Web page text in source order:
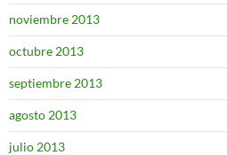
noviembre 2013
octubre 2013
septiembre 2013
agosto 2013
julio 2013